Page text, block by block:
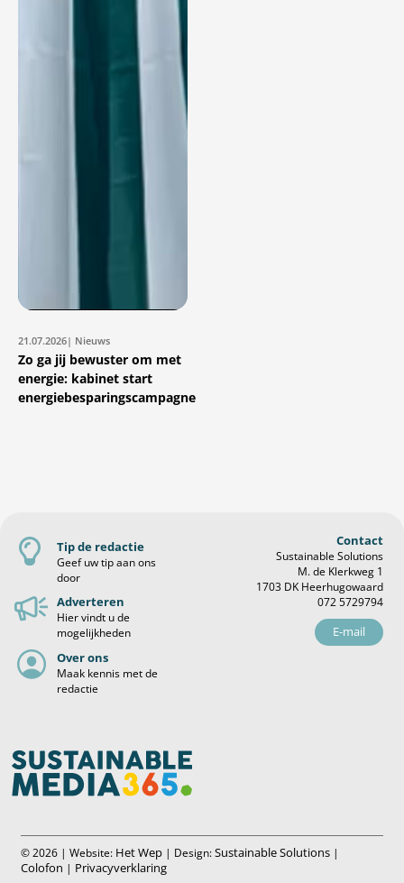
21.07.2026| Nieuws
Zo ga jij bewuster om met
energie: kabinet start
energiebesparingscampagne
Tip de redactie
Geef uw tip aan ons
door
Adverteren
Hier vindt u de
mogelijkheden
Over ons
Maak kennis met de
redactie
Contact
Sustainable Solutions
M. de Klerkweg 1
1703 DK Heerhugowaard
072 5729794
E-mail
© 2026 | Website: Het Wep | Design:Sustainable Solutions |
Colofon | Privacyverklaring